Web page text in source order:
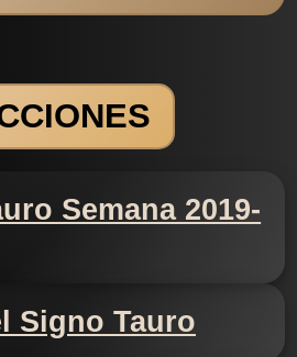
Semana 2019-
Signo Tauro